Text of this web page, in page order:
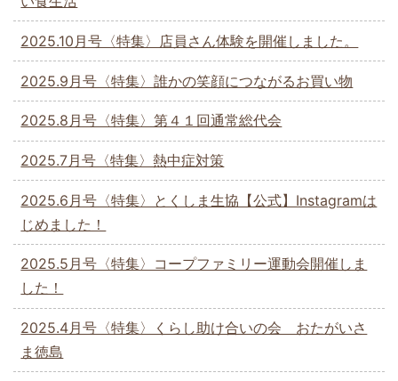
2025.10月号〈特集〉店員さん体験を開催しました。
2025.9月号〈特集〉誰かの笑顔につながるお買い物
2025.8月号〈特集〉第４１回通常総代会
2025.7月号〈特集〉熱中症対策
2025.6月号〈特集〉とくしま生協【公式】Instagramは
じめました！
2025.5月号〈特集〉コープファミリー運動会開催しま
した！
2025.4月号〈特集〉くらし助け合いの会 おたがいさ
ま徳島